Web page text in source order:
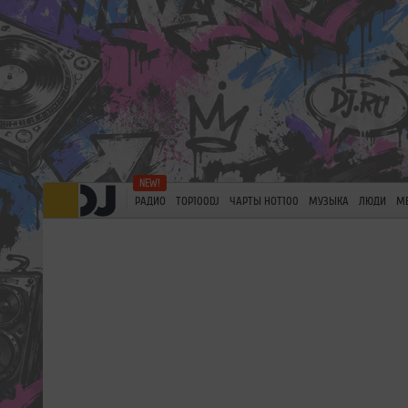
РАДИО TOP100DJ ЧАРТЫ HOT100 МУЗЫКА ЛЮДИ